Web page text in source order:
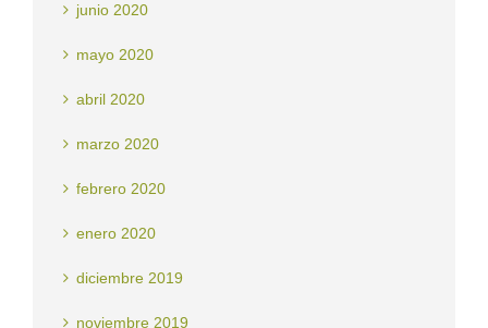
junio 2020
mayo 2020
abril 2020
marzo 2020
febrero 2020
enero 2020
diciembre 2019
noviembre 2019